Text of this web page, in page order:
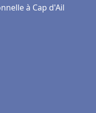
à Cap d'Ail